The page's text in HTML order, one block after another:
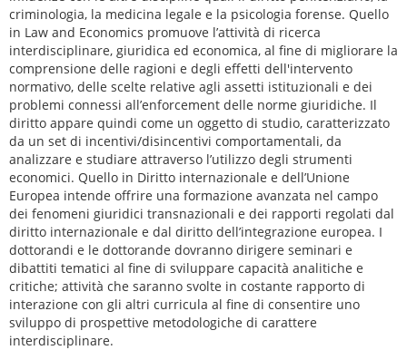
criminologia, la medicina legale e la psicologia forense. Quello
in Law and Economics promuove l’attività di ricerca
interdisciplinare, giuridica ed economica, al fine di migliorare la
comprensione delle ragioni e degli effetti dell'intervento
normativo, delle scelte relative agli assetti istituzionali e dei
problemi connessi all’enforcement delle norme giuridiche. Il
diritto appare quindi come un oggetto di studio, caratterizzato
da un set di incentivi/disincentivi comportamentali, da
analizzare e studiare attraverso l’utilizzo degli strumenti
economici. Quello in Diritto internazionale e dell’Unione
Europea intende offrire una formazione avanzata nel campo
dei fenomeni giuridici transnazionali e dei rapporti regolati dal
diritto internazionale e dal diritto dell’integrazione europea. I
dottorandi e le dottorande dovranno dirigere seminari e
dibattiti tematici al fine di sviluppare capacità analitiche e
critiche; attività che saranno svolte in costante rapporto di
interazione con gli altri curricula al fine di consentire uno
sviluppo di prospettive metodologiche di carattere
interdisciplinare.